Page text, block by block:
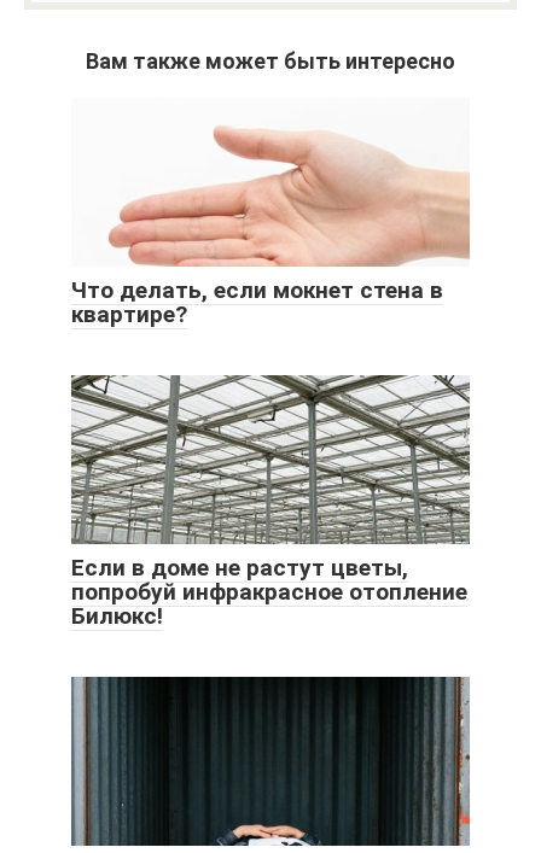
Вам также может быть интересно
Что делать, если мокнет стена в
квартире?
Если в доме не растут цветы,
попробуй инфракрасное отопление
Билюкс!